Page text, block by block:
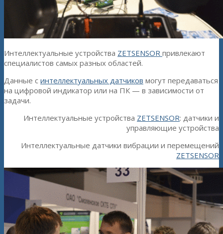
Интеллектуальные устройства ZETSENSOR привлекают
специалистов самых разных областей.
Данные с интеллектуальных датчиков могут передаваться
на цифровой индикатор или на ПК — в зависимости от
задачи.
Интеллектуальные устройства ZETSENSOR: датчики и
управляющие устройства
Интеллектуальные датчики вибрации и перемещений
ZETSENSOR